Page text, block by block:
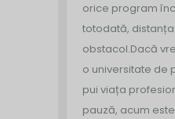
orice program
totodată, distanța
obstacol.Dacă
o universitate de
pui viața
pauză, acum